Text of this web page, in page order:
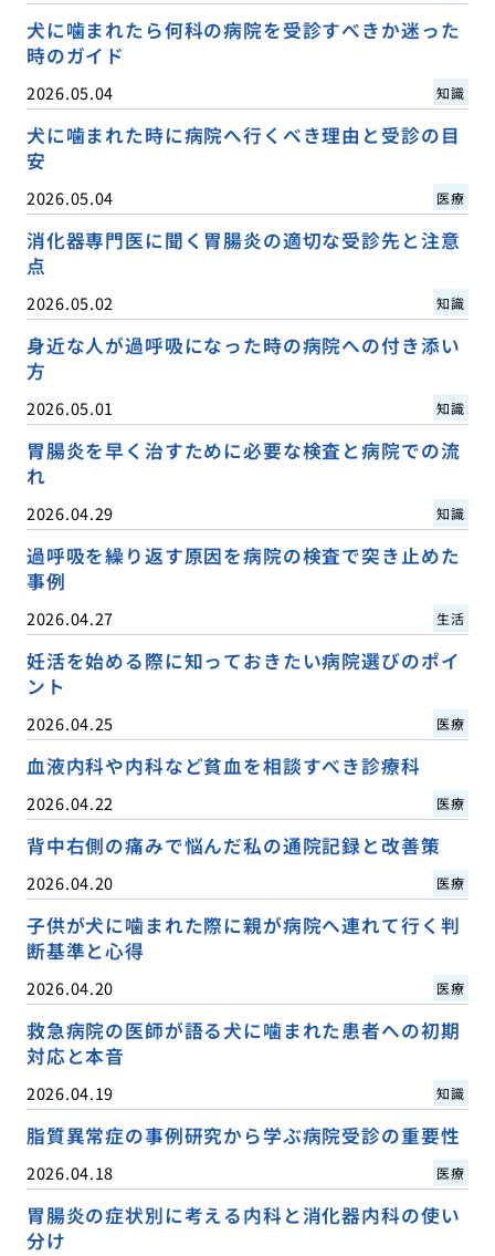
犬に噛まれたら何科の病院を受診すべきか迷った
時のガイド
2026.05.04 知識
犬に噛まれた時に病院へ行くべき理由と受診の目
安
2026.05.04 医療
消化器専門医に聞く胃腸炎の適切な受診先と注意
点
2026.05.02 知識
身近な人が過呼吸になった時の病院への付き添い
方
2026.05.01 知識
胃腸炎を早く治すために必要な検査と病院での流
れ
2026.04.29 知識
過呼吸を繰り返す原因を病院の検査で突き止めた
事例
2026.04.27 生活
妊活を始める際に知っておきたい病院選びのポイ
ント
2026.04.25 医療
血液内科や内科など貧血を相談すべき診療科
2026.04.22 医療
背中右側の痛みで悩んだ私の通院記録と改善策
2026.04.20 医療
子供が犬に噛まれた際に親が病院へ連れて行く判
断基準と心得
2026.04.20 医療
救急病院の医師が語る犬に噛まれた患者への初期
対応と本音
2026.04.19 知識
脂質異常症の事例研究から学ぶ病院受診の重要性
2026.04.18 医療
胃腸炎の症状別に考える内科と消化器内科の使い
分け